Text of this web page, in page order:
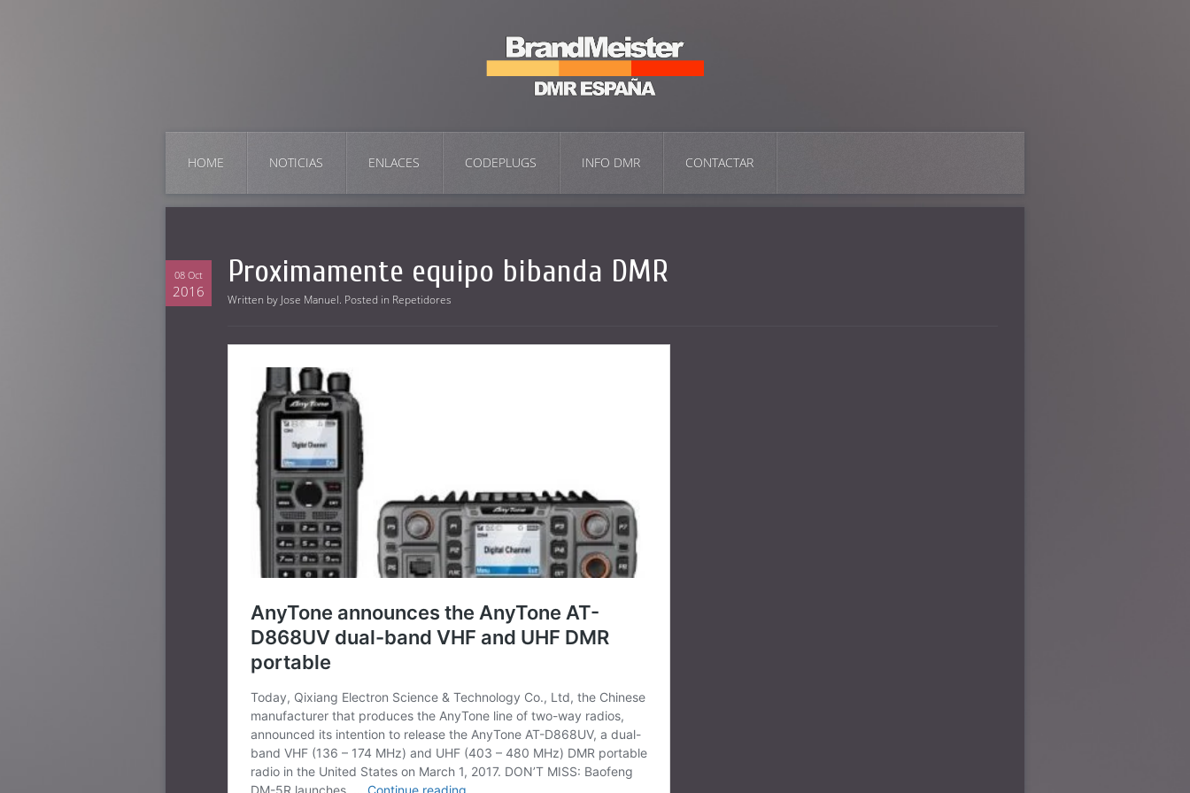
HOME NOTICIAS ENLACES CODEPLUGS INFO DMR CONTACTAR
08 Oct
2016
Proximamente equipo bibanda DMR
Written by Jose Manuel. Posted in Repetidores